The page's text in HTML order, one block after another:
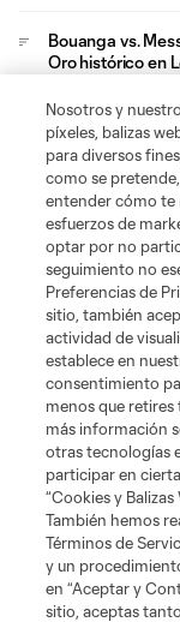
Bouanga vs.
Oro histórico en
Griezmann
mantiene su ritual
Acerca de MLS
Social
Tienda
Club Sites
Nosotros y
píxeles, balizas
para diversos
como se
entender cómo te
esfuerzos de
optar por no
seguimiento no
Preferencias de
sitio, también
actividad de
establece en
consentimiento
menos que
más información
otras tecnologías
participar en
“Cookies y
También hemos
Términos de
y un
en “Aceptar y
sitio, aceptas